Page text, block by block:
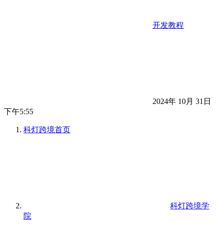
开发教程
2024年 10月 31日
下午5:55
科灯跨境首页
科灯跨境学
院